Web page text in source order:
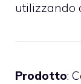
utilizzando
Prodotto: